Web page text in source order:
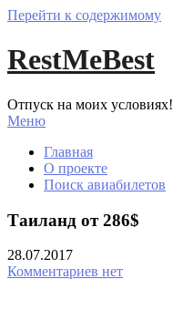
Перейти к содержимому
RestMeBest
Отпуск на моих условиях!
Меню
Главная
О проекте
Поиск авиабилетов
Таиланд от 286$
28.07.2017
Комментариев нет